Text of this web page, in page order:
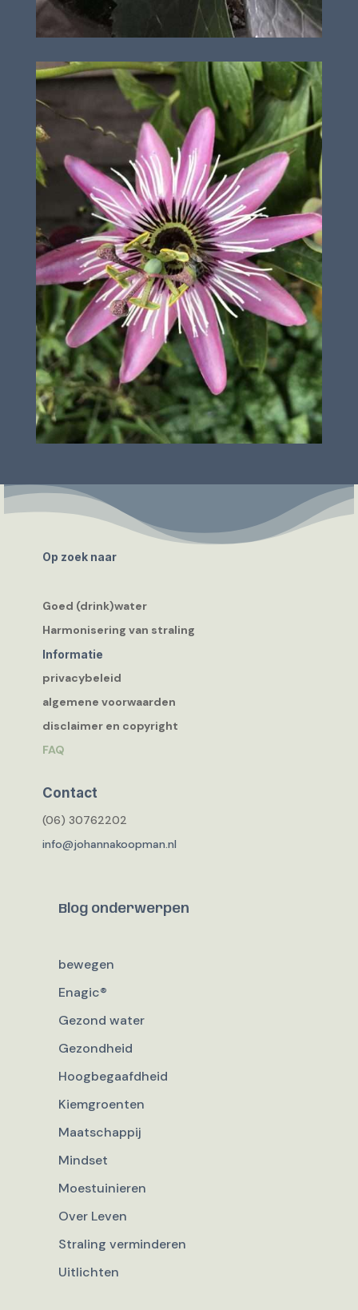
Op zoek naar
Goed (drink)water
Harmonisering van straling
Informatie
privacybeleid
algemene voorwaarden
disclaimer en copyright
FAQ
Contact
(06) 30762202
info@johannakoopman.nl
Blog onderwerpen
bewegen
Enagic®
Gezond water
Gezondheid
Hoogbegaafdheid
Kiemgroenten
Maatschappij
Mindset
Moestuinieren
Over Leven
Straling verminderen
Uitlichten